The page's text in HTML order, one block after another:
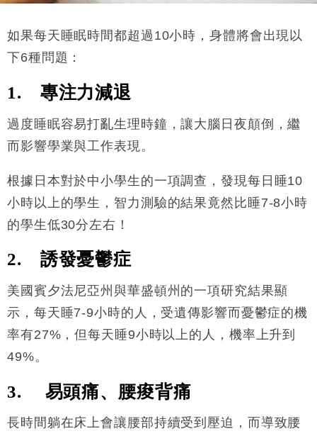
如果每天睡眠時間都超過10小時，身體將會出現以
下6種問題：
1. 專注力減退
過度睡眠容易打亂生理時鐘，讓大腦日夜顛倒，繼
而影響學業與工作表現。
根據日本對於中小學生的一項調查，發現每日睡10
小時以上的學生，智力測驗的結果竟然比睡7-8小時
的學生低30分左右！
2. 誘發憂鬱症
美國賓夕法尼亞州與華盛頓州的一項研究結果顯
示，每天睡7-9小時的人，受遺傳影響而憂鬱症的機
率有27%，但每天睡9小時以上的人，機率上升到
49%。
3. 易頭痛、腰痠背痛
長時間躺在床上會讓腰部持續受到壓迫，而導致腰